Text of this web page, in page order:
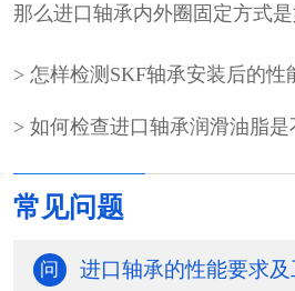
那么进口轴承内外圈固定方式
怎样检测SKF轴承安装后的性
常见问题
问 进口轴承的性能要求